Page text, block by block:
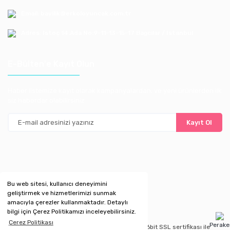
Bu web sitesi, kullanıcı deneyimini
geliştirmek ve hizmetlerimizi sunmak
amacıyla çerezler kullanmaktadır. Detaylı
bilgi için Çerez Politikamızı inceleyebilirsiniz.
Çerez Politikası
Kayıt Ol
Copyright 2020 © Kredi kartı bilgileriniz 256bit SSL sertifikası ile